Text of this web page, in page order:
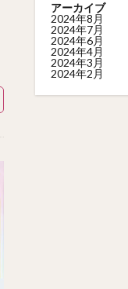
アーカイブ
2024年8月
2024年7月
2024年6月
2024年4月
2024年3月
2024年2月